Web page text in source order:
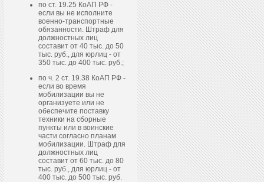
по ст. 19.25 КоАП РФ -
если вы не исполните
военно-транспортные
обязанности. Штраф для
должностных лиц
составит от 40 тыс. до 50
тыс. руб., для юрлиц - от
350 тыс. до 400 тыс. руб.;
по ч. 2 ст. 19.38 КоАП РФ -
если во время
мобилизации вы не
организуете или не
обеспечите поставку
техники на сборные
пункты или в воинские
части согласно планам
мобилизации. Штраф для
должностных лиц
составит от 60 тыс. до 80
тыс. руб., для юрлиц - от
400 тыс. до 500 тыс. руб.